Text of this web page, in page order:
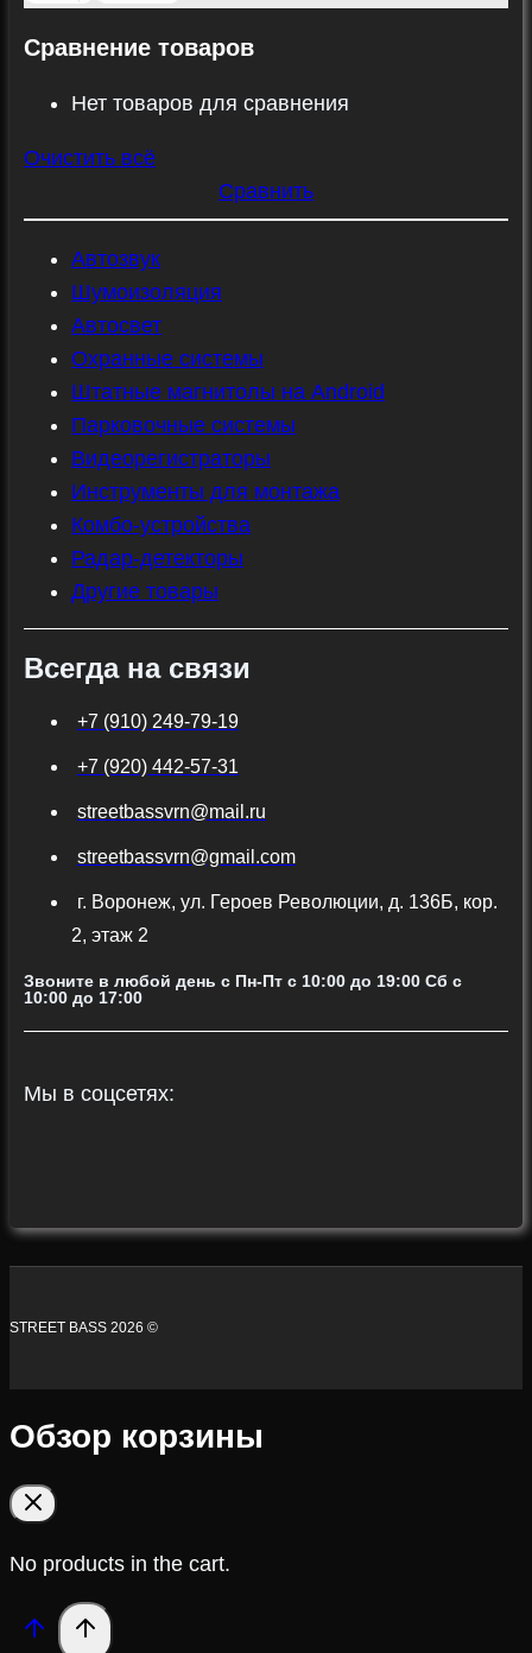
Сравнение товаров
Нет товаров для сравнения
Очистить всё
Сравнить
Автозвук
Шумоизоляция
Автосвет
Охранные системы
Штатные магнитолы на Android
Парковочные системы
Видеорегистраторы
Инструменты для монтажа
Комбо-устройства
Радар-детекторы
Другие товары
Всегда на связи
+7 (910) 249-79-19
+7 (920) 442-57-31
streetbassvrn@mail.ru
streetbassvrn@gmail.com
г. Воронеж, ул. Героев Революции, д. 136Б, кор.
2, этаж 2
Звоните в любой день с Пн-Пт c 10:00 до 19:00 Сб с
10:00 до 17:00
Мы в соцсетях:
STREET BASS 2026 ©
Обзор корзины
No products in the cart.